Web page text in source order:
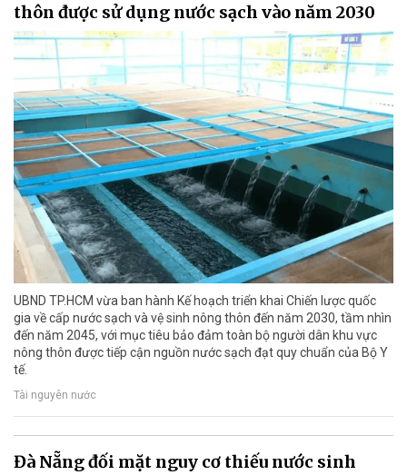
thôn được sử dụng nước sạch vào năm 2030
UBND TP.HCM vừa ban hành Kế hoạch triển khai Chiến lược quốc
gia về cấp nước sạch và vệ sinh nông thôn đến năm 2030, tầm nhìn
đến năm 2045, với mục tiêu bảo đảm toàn bộ người dân khu vực
nông thôn được tiếp cận nguồn nước sạch đạt quy chuẩn của Bộ Y
tế.
Tài nguyên nước
Đà Nẵng đối mặt nguy cơ thiếu nước sinh